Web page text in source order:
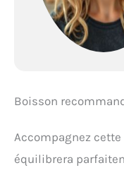
Boisson
Accompagnez
équilibrera